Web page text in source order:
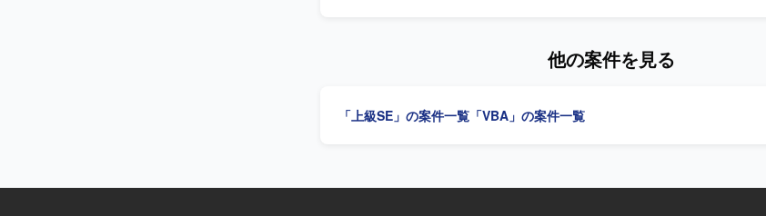
他の案件を見る
「上級SE」の案件一覧 「VBA」の案件一覧